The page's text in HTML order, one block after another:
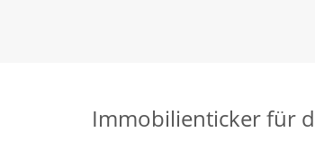
Immobilienticker für